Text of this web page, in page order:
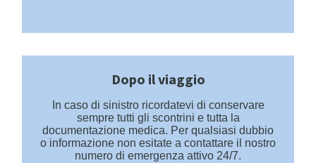
Dopo il viaggio
In caso di sinistro ricordatevi di conservare
sempre tutti gli scontrini e tutta la
documentazione medica. Per qualsiasi dubbio
o informazione non esitate a contattare il nostro
numero di emergenza attivo 24/7.